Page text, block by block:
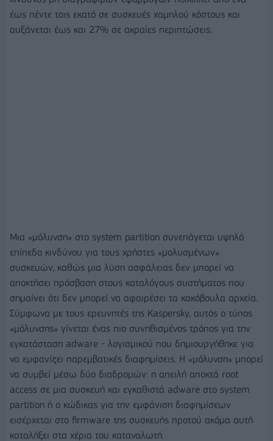
έως πέντε τοις εκατό σε συσκευές χαμηλού κόστους και
αυξάνεται έως και 27% σε ακραίες περιπτώσεις.
Μια «μόλυνση» στο system partition συνεπάγεται υψηλό
επίπεδο κινδύνου για τους χρήστες «μολυσμένων»
συσκευών, καθώς μια λύση ασφάλειας δεν μπορεί να
αποκτήσει πρόσβαση στους καταλόγους συστήματος που
σημαίνει ότι δεν μπορεί να αφαιρέσει τα κακόβουλα αρχεία.
Σύμφωνα με τους ερευνητές της Kaspersky, αυτός ο τύπος
«μόλυνσης» γίνεται ένας πιο συνηθισμένος τρόπος για την
εγκατάσταση adware - λογισμικού που δημιουργήθηκε για
να εμφανίζει παρεμβατικές διαφημίσεις. Η «μόλυνση» μπορεί
να συμβεί μέσω δύο διαδρομών: η απειλή αποκτά root
access σε μια συσκευή και εγκαθιστά adware στο system
partition ή ο κώδικας για την εμφάνιση διαφημίσεων
εισέρχεται στο firmware της συσκευής προτού ακόμα αυτή
καταλήξει στα χέρια του καταναλωτή.